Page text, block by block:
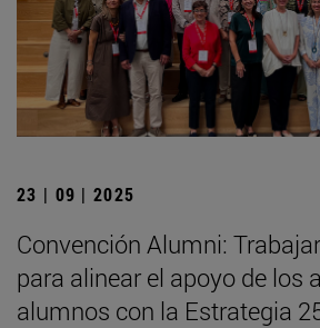
23 | 09 | 2025
Convención Alumni:
para alinear el apoyo de los
alumnos con la Estrategia